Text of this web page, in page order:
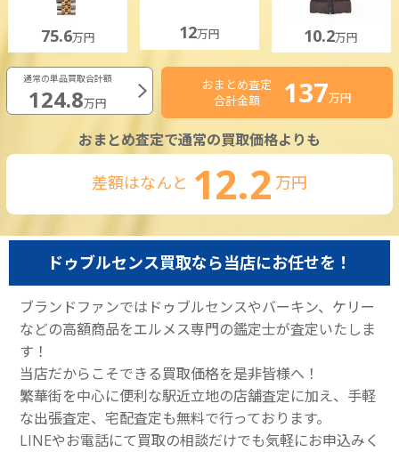
75.6万円 12万円 10.2万円
通常の単品買取合計額
124.8万円
おまとめ査定
合計金額
137万円
おまとめ査定で通常の買取価格よりも
差額はなんと 12.2 万円
ドゥブルセンス買取なら当店にお任せを！
ブランドファンではドゥブルセンスやバーキン、ケリー
などの高額商品をエルメス専門の鑑定士が査定いたしま
す！
当店だからこそできる買取価格を是非皆様へ！
繁華街を中心に便利な駅近立地の店舗査定に加え、手軽
な出張査定、宅配査定も無料で行っております。
LINEやお電話にて買取の相談だけでも気軽にお申込みく